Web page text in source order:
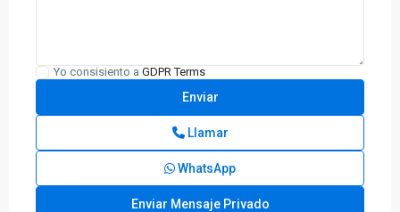
Yo consisiento a GDPR Terms
Llamar
WhatsApp